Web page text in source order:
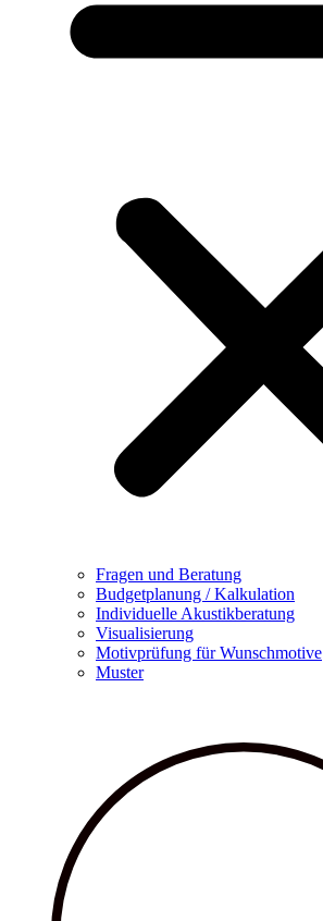
Fragen und Beratung
Budgetplanung / Kalkulation
Individuelle Akustikberatung
Visualisierung
Motivprüfung für Wunschmotive
Muster